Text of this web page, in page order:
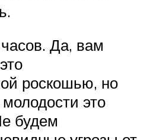
Да, вам
роскошью, но
это
будем